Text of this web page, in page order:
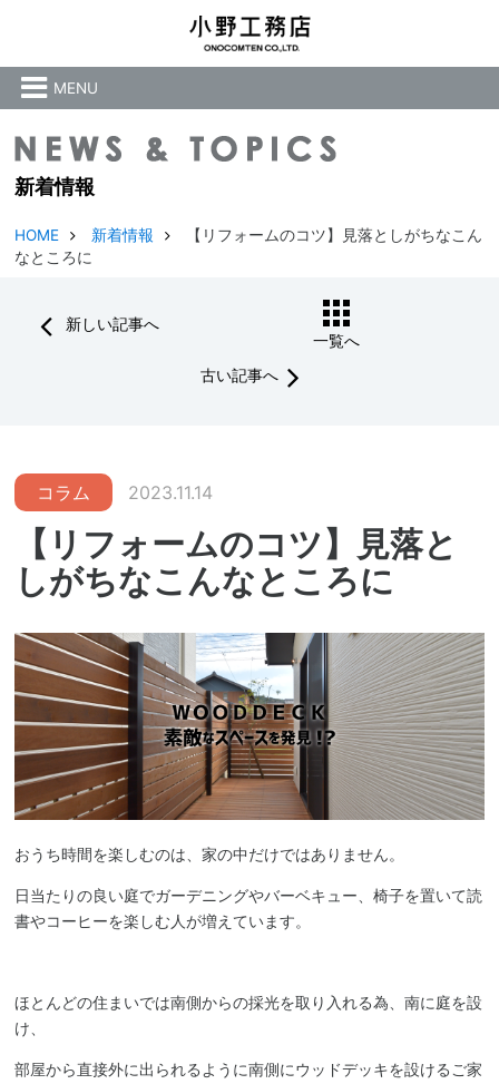
MENU
新着情報
HOME 新着情報
【リフォームのコツ】見落としがちなこん
なところに
新しい記事へ
一覧へ
古い記事へ
コラム 2023.11.14
【リフォームのコツ】見落と
しがちなこんなところに
おうち時間を楽しむのは、家の中だけではありません。
日当たりの良い庭でガーデニングやバーベキュー、椅子を置いて読
書やコーヒーを楽しむ人が増えています。
ほとんどの住まいでは南側からの採光を取り入れる為、南に庭を設
け、
部屋から直接外に出られるように南側にウッドデッキを設けるご家